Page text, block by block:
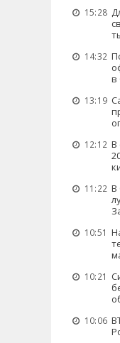
15:28
14:32
в
13:19
12:12 В
11:22 В
10:51
10:21
10:06